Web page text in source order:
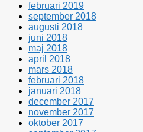
februari 2019
september 2018
augusti 2018
juni 2018
maj 2018
april 2018
mars 2018
februari 2018
januari 2018
december 2017
november 2017
oktober 2017